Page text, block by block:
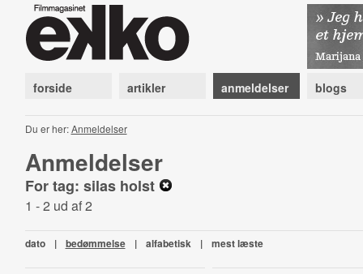
forside artikler anmeldelser blogs
Du er her:Anmeldelser
Anmeldelser
For tag: silas holst
1 - 2 ud af 2
dato | bedømmelse | alfabetisk | mest læste